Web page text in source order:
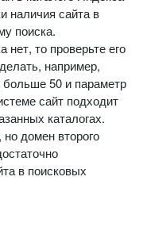
наличия сайта в
поиска.
нет, то проверьте его
например,
50 и параметр
сайт подходит
каталогах.
домен второго
в поисковых